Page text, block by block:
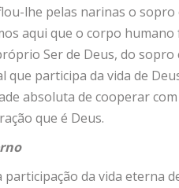
lhe pelas narinas o
aqui que o corpo
Ser de Deus, do
que participa da vida de
absoluta de cooperar
que é Deus.
participação da vida eterna